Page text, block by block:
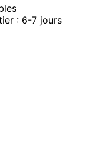
: 6-7 jours